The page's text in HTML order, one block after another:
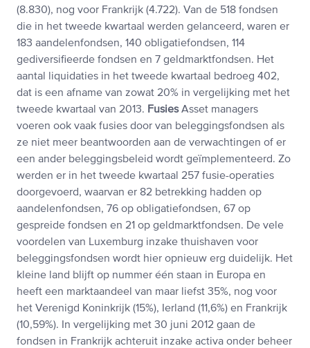
(8.830), nog voor Frankrijk (4.722). Van de 518 fondsen
die in het tweede kwartaal werden gelanceerd, waren er
183 aandelenfondsen, 140 obligatiefondsen, 114
gediversifieerde fondsen en 7 geldmarktfondsen. Het
aantal liquidaties in het tweede kwartaal bedroeg 402,
dat is een afname van zowat 20% in vergelijking met het
tweede kwartaal van 2013. FusiesAsset managers
voeren ook vaak fusies door van beleggingsfondsen als
ze niet meer beantwoorden aan de verwachtingen of er
een ander beleggingsbeleid wordt geïmplementeerd. Zo
werden er in het tweede kwartaal 257 fusie-operaties
doorgevoerd, waarvan er 82 betrekking hadden op
aandelenfondsen, 76 op obligatiefondsen, 67 op
gespreide fondsen en 21 op geldmarktfondsen. De vele
voordelen van Luxemburg inzake thuishaven voor
beleggingsfondsen wordt hier opnieuw erg duidelijk. Het
kleine land blijft op nummer één staan in Europa en
heeft een marktaandeel van maar liefst 35%, nog voor
het Verenigd Koninkrijk (15%), Ierland (11,6%) en Frankrijk
(10,59%). In vergelijking met 30 juni 2012 gaan de
fondsen in Frankrijk achteruit inzake activa onder beheer